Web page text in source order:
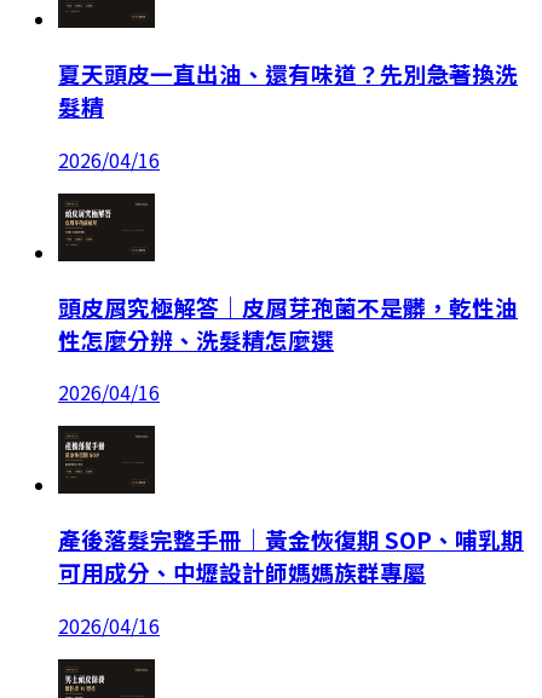
夏天頭皮一直出油、還有味道？先別急著換洗
髮精
2026/04/16
頭皮屑究極解答｜皮屑芽孢菌不是髒，乾性油
性怎麼分辨、洗髮精怎麼選
2026/04/16
產後落髮完整手冊｜黃金恢復期 SOP、哺乳期
可用成分、中壢設計師媽媽族群專屬
2026/04/16